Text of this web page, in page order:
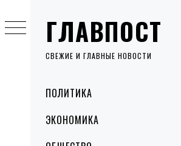
ГЛАВПОСТ
СВЕЖИЕ И ГЛАВНЫЕ НОВОСТИ
MenuПОЛИТИКА
ЭКОНОМИКА
to
content